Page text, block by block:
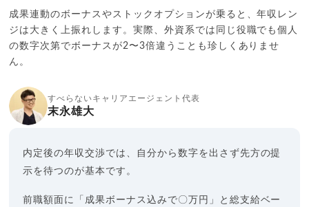
成果連動のボーナスやストックオプションが乗ると、年収レン
ジは大きく上振れします。実際、外資系では同じ役職でも個人
の数字次第でボーナスが2〜3倍違うことも珍しくありませ
ん。
すべらないキャリアエージェント代表
末永雄大
内定後の年収交渉では、自分から数字を出さず先方の提
示を待つのが基本です。
前職額面に「成果ボーナス込みで〇万円」と総支給ベー